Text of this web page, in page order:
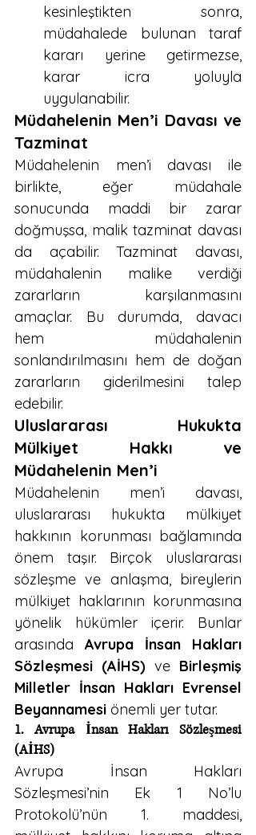
kesinleştikten sonra,
müdahalede bulunan taraf
kararı yerine getirmezse,
karar icra yoluyla
uygulanabilir.
Müdahelenin Men’i Davası ve
Tazminat
Müdahelenin men’i davası ile
birlikte, eğer müdahale
sonucunda maddi bir zarar
doğmuşsa, malik tazminat davası
da açabilir. Tazminat davası,
müdahalenin malike verdiği
zararların karşılanmasını
amaçlar. Bu durumda, davacı
hem müdahalenin
sonlandırılmasını hem de doğan
zararların giderilmesini talep
edebilir.
Uluslararası Hukukta
Mülkiyet Hakkı ve
Müdahelenin Men’i
Müdahelenin men’i davası,
uluslararası hukukta mülkiyet
hakkının korunması bağlamında
önem taşır. Birçok uluslararası
sözleşme ve anlaşma, bireylerin
mülkiyet haklarının korunmasına
yönelik hükümler içerir. Bunlar
arasında Avrupa İnsan Hakları
Sözleşmesi (AİHS) ve Birleşmiş
Milletler İnsan Hakları Evrensel
Beyannamesi önemli yer tutar.
1. Avrupa İnsan Hakları Sözleşmesi
(AİHS)
Avrupa İnsan Hakları
Sözleşmesi’nin Ek 1 No’lu
Protokolü’nün 1. maddesi,